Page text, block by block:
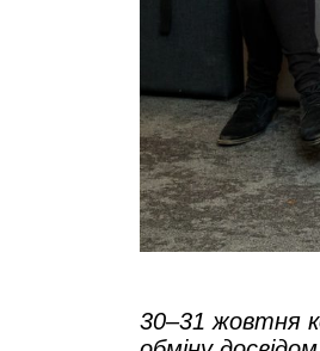
30–31 жовтня